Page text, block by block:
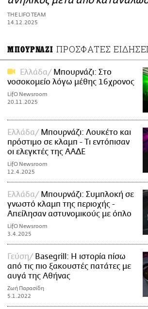
ΑΜΠΑ
PRINT
THE LIFO TEAM
14.12.2025
ΜΠΟΥΡΝΑΖΙ ΠΡΟΣΦΑΤΕΣ
Ελλάδα
Μπουρνάζι: Στο
νοσοκομείο λόγω μέθης 16χρονος
LifO Newsroom
20.11.2025
Ελλάδα
Μπουρνάζι: Λουκέτο και
πρόστιμο σε κλαμπ - Τι εντόπισαν
οι ελεγκτές της ΑΑΔΕ
LifO Newsroom
12.4.2025
Ελλάδα
Μπουρνάζι: Συμπλοκή σε
γνωστό κλαμπ της περιοχής -
Απείλησαν αστυνομικούς με όπλο
LifO Newsroom
3.4.2025
Γεύση
Basegrill: Η ιστορία πίσω
από τις πιο ξακουστές πατάτες με
αυγά της Αθήνας
Ζωή Παρασίδη
5.1.2022